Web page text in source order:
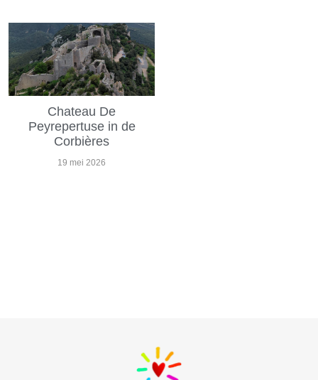
Chateau De
Peyrepertuse in de
Corbières
19 mei 2026